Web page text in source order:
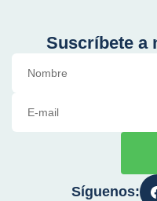
Suscríbete a
Síguenos: